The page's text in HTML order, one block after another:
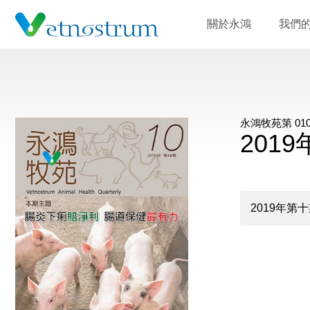
關於永鴻 我們
永鴻牧苑第
2019